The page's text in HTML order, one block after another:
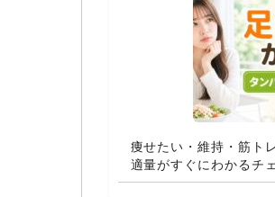
痩せたい・維持・筋ト
適量がすぐにわかるチ